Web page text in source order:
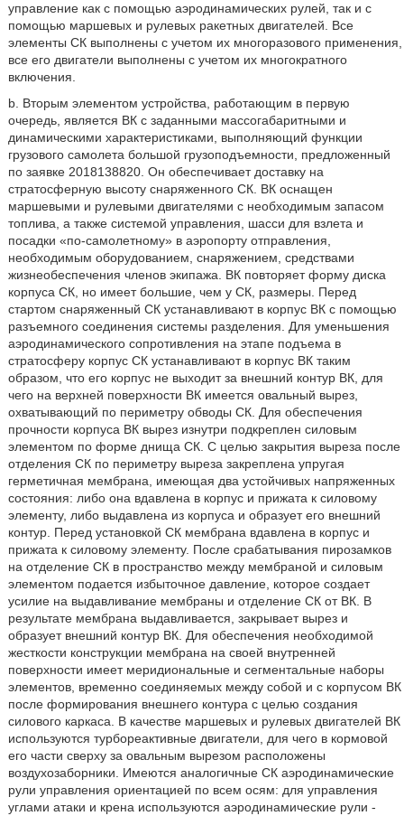
управление как с помощью аэродинамических рулей, так и с
помощью маршевых и рулевых ракетных двигателей. Все
элементы СК выполнены с учетом их многоразового применения,
все его двигатели выполнены с учетом их многократного
включения.
b. Вторым элементом устройства, работающим в первую
очередь, является ВК с заданными массогабаритными и
динамическими характеристиками, выполняющий функции
грузового самолета большой грузоподъемности, предложенный
по заявке 2018138820. Он обеспечивает доставку на
стратосферную высоту снаряженного СК. ВК оснащен
маршевыми и рулевыми двигателями с необходимым запасом
топлива, а также системой управления, шасси для взлета и
посадки «по-самолетному» в аэропорту отправления,
необходимым оборудованием, снаряжением, средствами
жизнеобеспечения членов экипажа. ВК повторяет форму диска
корпуса СК, но имеет большие, чем у СК, размеры. Перед
стартом снаряженный СК устанавливают в корпус ВК с помощью
разъемного соединения системы разделения. Для уменьшения
аэродинамического сопротивления на этапе подъема в
стратосферу корпус СК устанавливают в корпус ВК таким
образом, что его корпус не выходит за внешний контур ВК, для
чего на верхней поверхности ВК имеется овальный вырез,
охватывающий по периметру обводы СК. Для обеспечения
прочности корпуса ВК вырез изнутри подкреплен силовым
элементом по форме днища СК. С целью закрытия выреза после
отделения СК по периметру выреза закреплена упругая
герметичная мембрана, имеющая два устойчивых напряженных
состояния: либо она вдавлена в корпус и прижата к силовому
элементу, либо выдавлена из корпуса и образует его внешний
контур. Перед установкой СК мембрана вдавлена в корпус и
прижата к силовому элементу. После срабатывания пирозамков
на отделение СК в пространство между мембраной и силовым
элементом подается избыточное давление, которое создает
усилие на выдавливание мембраны и отделение СК от ВК. В
результате мембрана выдавливается, закрывает вырез и
образует внешний контур ВК. Для обеспечения необходимой
жесткости конструкции мембрана на своей внутренней
поверхности имеет меридиональные и сегментальные наборы
элементов, временно соединяемых между собой и с корпусом ВК
после формирования внешнего контура с целью создания
силового каркаса. В качестве маршевых и рулевых двигателей ВК
используются турбореактивные двигатели, для чего в кормовой
его части сверху за овальным вырезом расположены
воздухозаборники. Имеются аналогичные СК аэродинамические
рули управления ориентацией по всем осям: для управления
углами атаки и крена используются аэродинамические рули -